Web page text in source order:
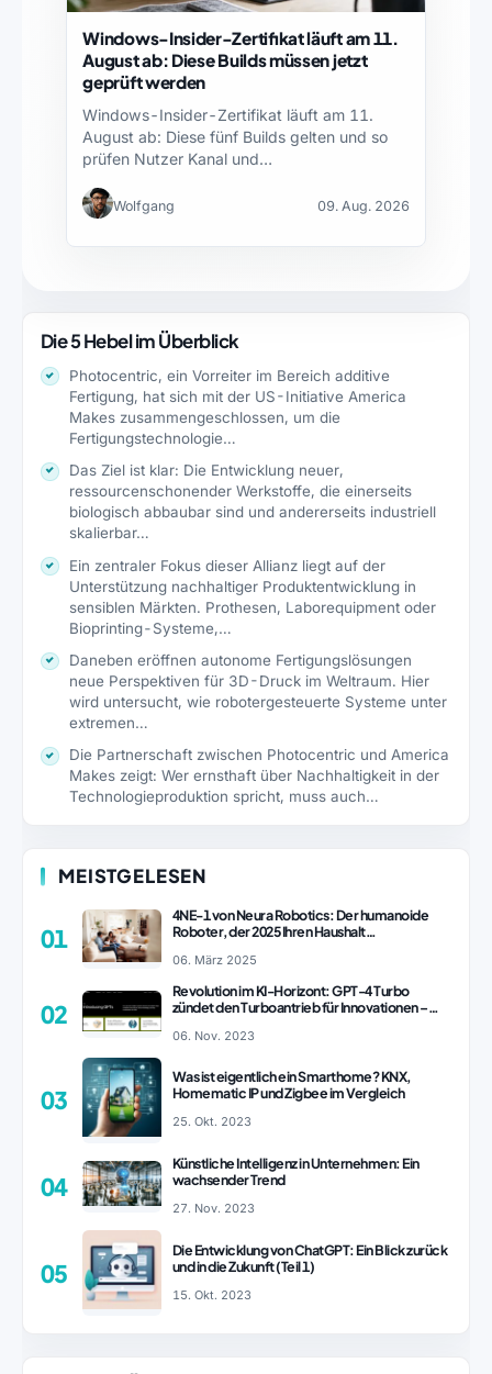
Windows-Insider-Zertifikat läuft am 11.
August ab: Diese Builds müssen jetzt
geprüft werden
Windows-Insider-Zertifikat läuft am 11.
August ab: Diese fünf Builds gelten und so
prüfen Nutzer Kanal und…
Wolfgang 09. Aug. 2026
Die 5 Hebel im Überblick
Photocentric, ein Vorreiter im Bereich additive
Fertigung, hat sich mit der US-Initiative America
Makes zusammengeschlossen, um die
Fertigungstechnologie…
Das Ziel ist klar: Die Entwicklung neuer,
ressourcenschonender Werkstoffe, die einerseits
biologisch abbaubar sind und andererseits industriell
skalierbar…
Ein zentraler Fokus dieser Allianz liegt auf der
Unterstützung nachhaltiger Produktentwicklung in
sensiblen Märkten. Prothesen, Laborequipment oder
Bioprinting-Systeme,…
Daneben eröffnen autonome Fertigungslösungen
neue Perspektiven für 3D-Druck im Weltraum. Hier
wird untersucht, wie robotergesteuerte Systeme unter
extremen…
Die Partnerschaft zwischen Photocentric und America
Makes zeigt: Wer ernsthaft über Nachhaltigkeit in der
Technologieproduktion spricht, muss auch…
MEISTGELESEN
01
4NE-1 von Neura Robotics: Der humanoide
Roboter, der 2025 Ihren Haushalt
06. März 2025
02
Revolution im KI-Horizont: GPT-4 Turbo
zündet den Turboantrieb für Innovationen –
06. Nov. 2023
03
Was ist eigentlich ein Smarthome? KNX,
Homematic IP und Zigbee im Vergleich
25. Okt. 2023
04
Künstliche Intelligenz in Unternehmen: Ein
wachsender Trend
27. Nov. 2023
05
Die Entwicklung von ChatGPT: Ein Blick zurück
und in die Zukunft (Teil 1)
15. Okt. 2023